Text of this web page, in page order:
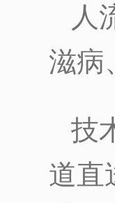
人
滋病
技
道直